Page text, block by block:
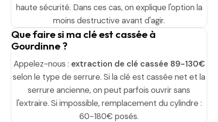
haute sécurité. Dans ces cas, on explique l'option la
moins destructive avant d'agir.
Que faire si ma clé est cassée à
Gourdinne ?
Appelez-nous : extraction de clé cassée 89-130€
selon le type de serrure. Si la clé est cassée net et la
serrure ancienne, on peut parfois ouvrir sans
l'extraire. Si impossible, remplacement du cylindre :
60-180€ posés.